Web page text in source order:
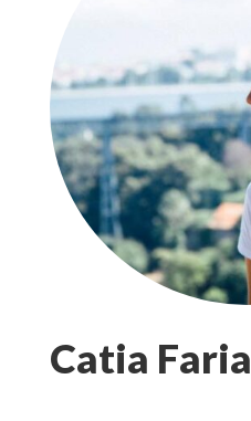
Catia Faria